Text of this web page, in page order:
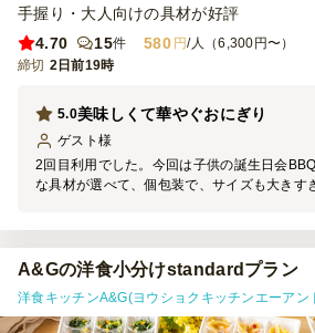
手握り・大人向けの具材が好評
4.70
15件 580 円/人（6,300円〜）
締切 2日前19時
美味しくて華やぐおにぎり
5.0
ゲスト 様
2回目利用でした。今回は子供の誕生日会
な具材が選べて、個包装で、サイズも大きす
ので、またのパーティの際にはお願いしたい
A&Gの洋食小分けstandardプラン
洋食キッチンA&G(ヨウショクキッチンエーアン